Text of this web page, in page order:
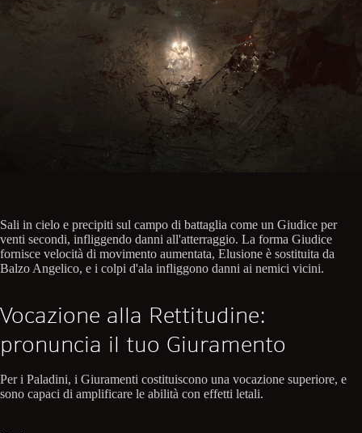
Sali in cielo e precipiti sul campo di battaglia come un Giudice per
venti secondi, infliggendo danni all'atterraggio. La forma Giudice
fornisce velocità di movimento aumentata, Elusione è sostituita da
Balzo Angelico, e i colpi d'ala infliggono danni ai nemici vicini.
Vocazione alla Rettitudine:
pronuncia il tuo Giuramento
Per i Paladini, i Giuramenti costituiscono una vocazione superiore, e
sono capaci di amplificare le abilità con effetti letali.